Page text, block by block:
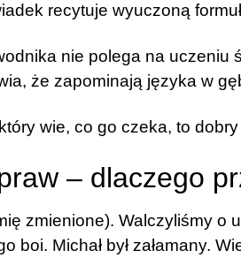
recytuje wyuczoną
nie polega na uczeniu
że zapominają języka w
wie, co go czeka, to
– dlaczego
zmienione). Walczyliśmy o
boi. Michał był załamany.